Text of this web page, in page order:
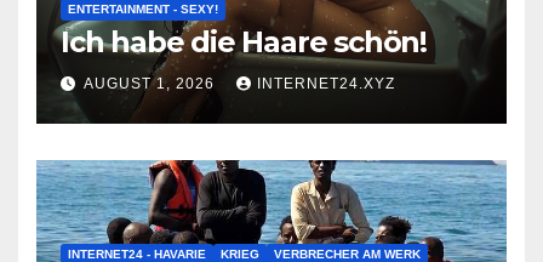
ENTERTAINMENT - SEXY!
Ich habe die Haare schön!
AUGUST 1, 2026 INTERNET24.XYZ
INTERNET24 - HAVARIE KRIEG VERBRECHER AM WERK